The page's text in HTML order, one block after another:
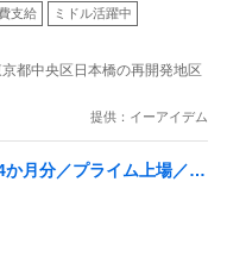
支給 ミドル活躍中
都中央区日本橋の再開発地区
提供：イーアイデム
月分／プライム上場／残